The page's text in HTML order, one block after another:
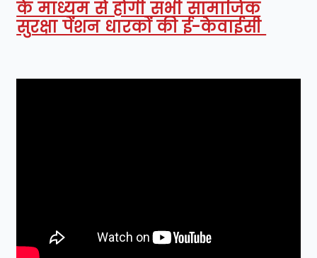
के माध्यम से होगी सभी सामाजिक
सुरक्षा पेंशन धारकों की ई-केवाईसी